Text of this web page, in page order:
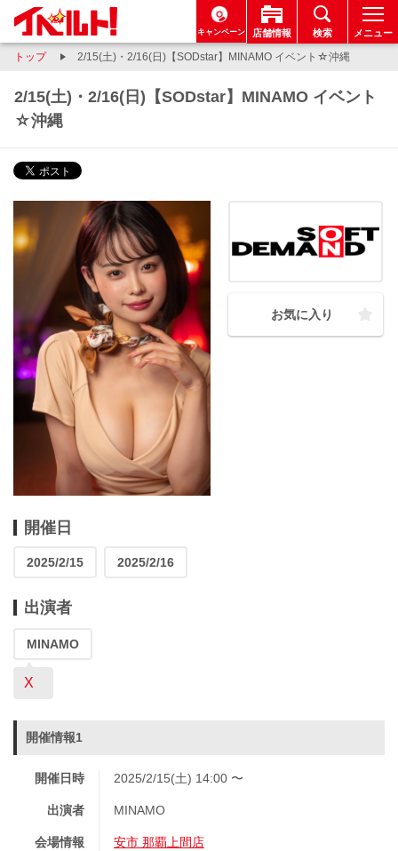
キャンペーン 店舗情報 検索 メニュー
トップ 2/15(土)・2/16(日)【SODstar】MINAMO イベント☆沖縄
2/15(土)・2/16(日)【SODstar】MINAMO イベント
☆沖縄
お気に入り
開催日
2025/2/15 2025/2/16
出演者
MINAMO
X
開催情報1
開催日時 2025/2/15(土) 14:00 〜
出演者 MINAMO
会場情報 安市 那覇上間店